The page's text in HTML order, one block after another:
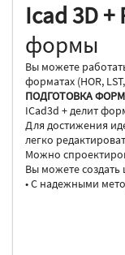
Icad 3D +
формы
Вы можете
форматах (HOR,
ПОДГОТОВКА
ICad3d + делит
Для достижения
легко
Можно
Вы можете
• С надежными